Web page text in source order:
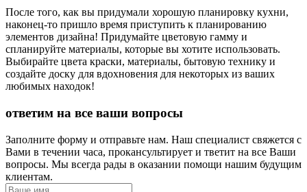
После того, как вы придумали хорошую планировку кухни,
наконец-то пришло время приступить к планированию
элементов дизайна! Придумайте цветовую гамму и
спланируйте материалы, которые вы хотите использовать.
Выбирайте цвета краски, материалы, бытовую технику и
создайте доску для вдохновения для некоторых из ваших
любимых находок!
ответим на все ваши вопросы
Заполните форму и отправьте нам. Наш специалист свяжется с
Вами в течении часа, прокансультирует и тветит на все Ваши
вопросы. Мы всегда рады в оказании помощи нашим будущим
клиентам.